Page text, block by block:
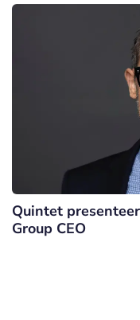
Quintet
Group CEO